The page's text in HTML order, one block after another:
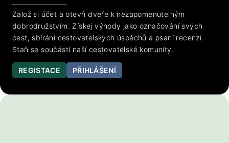
Založ si účet a otevři dveře k nezapomenutelným
dobrodružstvím. Získej výhody jako označování svých
cest, sbírání cestovatelských úspěchů a psaní recenzí.
Staň se součástí naší cestovatelské komunity.
REGISTACE PŘIHLÁŠENÍ